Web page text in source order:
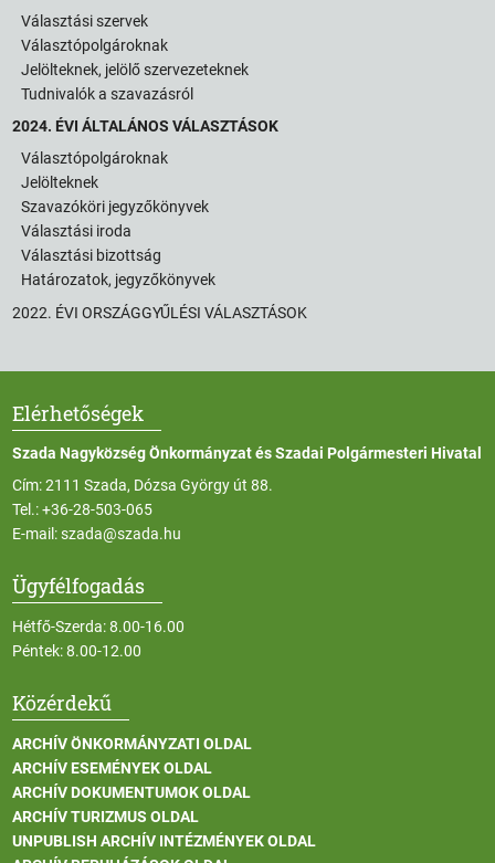
Választási szervek
Választópolgároknak
Jelölteknek, jelölő szervezeteknek
Tudnivalók a szavazásról
2024. ÉVI ÁLTALÁNOS VÁLASZTÁSOK
Választópolgároknak
Jelölteknek
Szavazóköri jegyzőkönyvek
Választási iroda
Választási bizottság
Határozatok, jegyzőkönyvek
2022. ÉVI ORSZÁGGYŰLÉSI VÁLASZTÁSOK
Elérhetőségek
Szada Nagyközség Önkormányzat és Szadai Polgármesteri Hivatal
Cím: 2111 Szada, Dózsa György út 88.
Tel.:+36-28-503-065
E-mail:szada@szada.hu
Ügyfélfogadás
Hétfő-Szerda: 8.00-16.00
Péntek: 8.00-12.00
Közérdekű
ARCHÍV ÖNKORMÁNYZATI OLDAL
ARCHÍV ESEMÉNYEK OLDAL
ARCHÍV DOKUMENTUMOK OLDAL
ARCHÍV TURIZMUS OLDAL
UNPUBLISH ARCHÍV INTÉZMÉNYEK OLDAL